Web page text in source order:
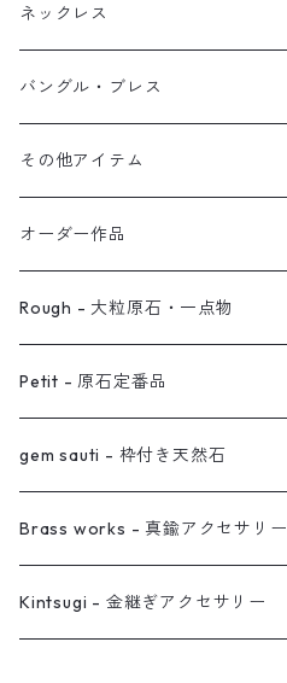
ブレス
オブジェ
イヤーカフ
フープ
植物イヤーカフ
ぶら下がりイヤーカフ
2連イヤーカフ
イヤリング対応
ノンホールピアス
オーダー用ページ
真鍮イヤーカフ
ネックレス
バングル・ブレス
ブレスレット
バングル
その他アイテム
ブローチ
ヘアアクセサリー
オーダー作品
リング
ネックレス
ピアス
イヤーカフ
バングル
Rough - 大粒原石・一点物
ピアス
リング
ネックレス
イヤーカフ
Petit - 原石定番品
ピアス
リング
ネックレス
gem sauti - 枠付き天然石
ピアス
ネックレス
Brass works - 真鍮アクセサリー
リング
Kintsugi - 金継ぎアクセサリー